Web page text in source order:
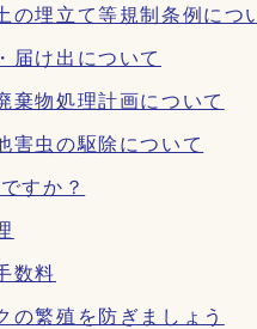
の埋立て等規制条例につ
届け出について
棄物処理計画について
害虫の駆除について
すか？
数料
の繁殖を防ぎましょう